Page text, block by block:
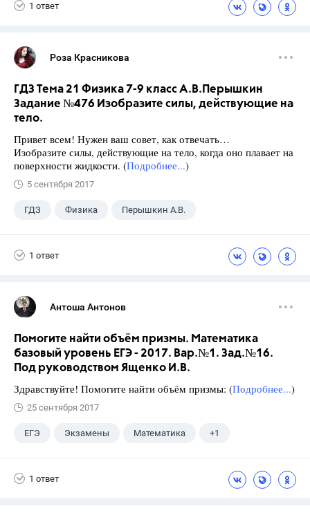
1 ответ
Роза Красникова
ГДЗ Тема 21 Физика 7-9 класс А.В.Перышкин
Задание №476 Изобразите силы, действующие на
тело.
Привет всем! Нужен ваш совет, как отвечать…
Изобразите силы, действующие на тело, когда оно плавает на
поверхности жидкости. (Подробнее...)
5 сентября 2017
ГДЗ Физика Перышкин А.В.
1 ответ
Антоша Антонов
Помогите найти объём призмы. Математика
базовый уровень ЕГЭ - 2017. Вар.№1. Зад.№16.
Под руководством Ященко И.В.
Здравствуйте! Помогите найти объём призмы: (Подробнее...)
25 сентября 2017
ЕГЭ Экзамены Математика +1
1 ответ